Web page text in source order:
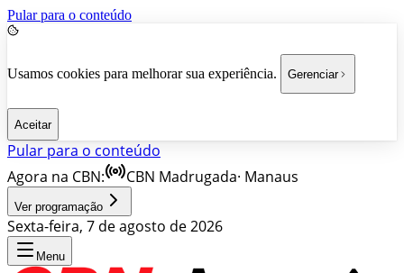
Pular para o conteúdo
Usamos cookies para melhorar sua experiência. Gerenciar
Aceitar
Pular para o conteúdo
Agora na CBN:
CBN Madrugada· Manaus
Ver programação
Sexta-feira, 7 de agosto de 2026
Menu